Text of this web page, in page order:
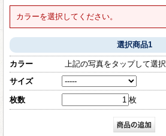
カラーを選択してください。
選択商品1
カラー
上記の写真をタップして選択
サイズ
枚数 枚